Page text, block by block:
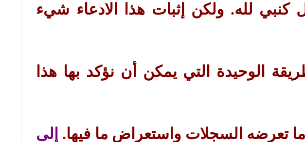
كنبي لله. ولكن إثبات هذا الادعاء شيء
الوحيدة التي يمكن أن نؤكد بها هذا
تعرضه السجلات واستعراض ما فيها. إلى